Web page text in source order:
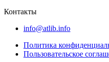
Контакты
info@atlib.info
Политика
Пользовательское